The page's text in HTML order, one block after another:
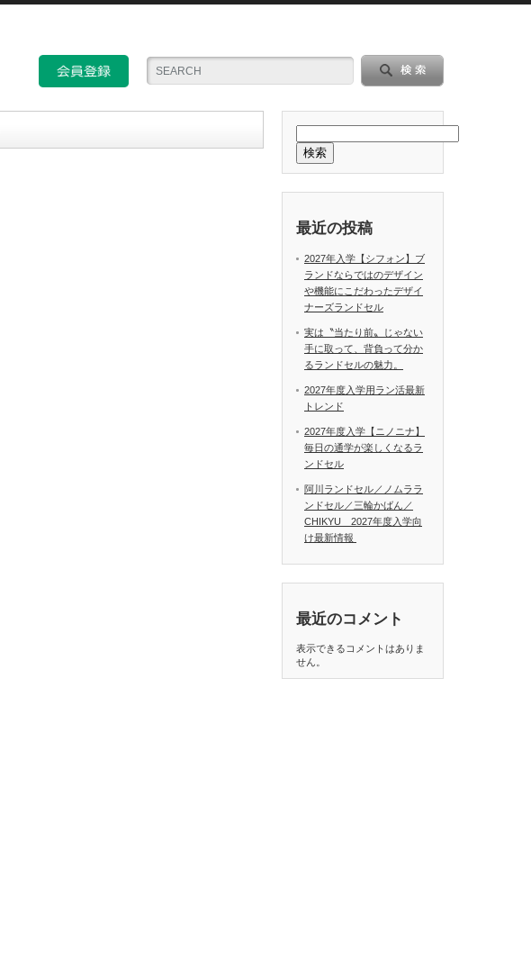
検索
最近の投稿
2027年入学【シフォン】ブ
ランドならではのデザイン
や機能にこだわったデザイ
ナーズランドセル
実は〝当たり前〟じゃない
手に取って、背負って分か
るランドセルの魅力。
2027年度入学用ラン活最新
トレンド
2027年度入学【ニノニナ】
毎日の通学が楽しくなるラ
ンドセル
阿川ランドセル／ノムララ
ンドセル／三輪かばん／
CHIKYU 2027年度入学向
け最新情報
最近のコメント
表示できるコメントはありま
せん。